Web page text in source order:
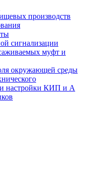
производств
сигнализации
муфт и
окружающей среды
настройки КИП и А